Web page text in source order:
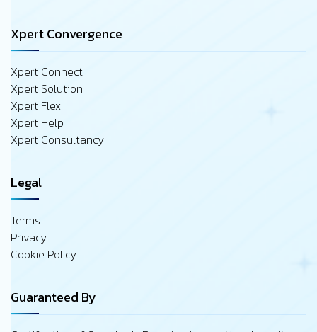
Xpert Convergence
Xpert Connect
Xpert Solution
Xpert Flex
Xpert Help
Xpert Consultancy
Legal
Terms
Privacy
Cookie Policy
Guaranteed By